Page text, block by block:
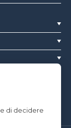
di decidere